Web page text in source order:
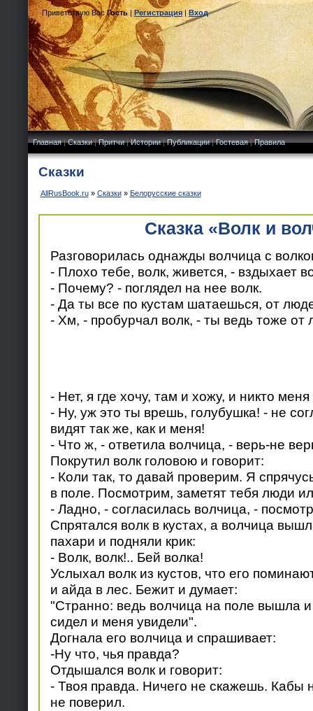
Приветствую Вас Гость|Регистрация|Вход
Главная|Сказки|Притчи|Истории|Публикации|Гостевая|Правила
Сказки
AllRusBook.ru» Сказки» Белорусские сказки
Сказка «Волк и
Разговорилась однажды волчица с
- Плохо тебе, волк, живется, - вздыхает
- Почему? - поглядел на нее волк.
- Да ты все по кустам шатаешься, от
- Хм, - пробурчал волк, - ты ведь тоже от
- Нет, я где хочу, там и хожу, и никто меня
- Ну, уж это ты врешь, голубушка! - не
видят так же, как и меня!
- Что ж, - ответила волчица, - верь-не
Покрутил волк головою и говорит:
- Коли так, то давай проверим. Я
в поле. Посмотрим, заметят тебя люди
- Ладно, - согласилась волчица, -
Спрятался волк в кустах, а волчица
пахари и подняли крик:
- Волк, волк!.. Бей волка!
Услыхал волк из кустов, что его
и айда в лес. Бежит и думает:
"Странно: ведь волчица на поле вышла и
сидел и меня увидели".
Догнала его волчица и спрашивает:
-Ну что, чья правда?
Отдышался волк и говорит:
- Твоя правда. Ничего не скажешь. Кабы
не поверил.